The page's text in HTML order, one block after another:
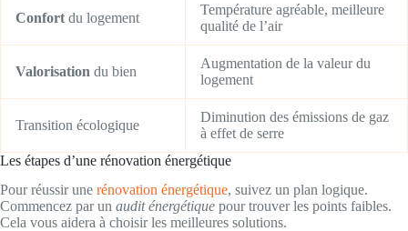
Confort du logement
Température agréable, meilleure
qualité de l’air
Valorisation du bien
Augmentation de la valeur du
logement
Transition écologique
Diminution des émissions de gaz
à effet de serre
Les étapes d’une rénovation énergétique
Pour réussir une rénovation énergétique, suivez un plan logique.
Commencez par un audit énergétique pour trouver les points faibles.
Cela vous aidera à choisir les meilleures solutions.